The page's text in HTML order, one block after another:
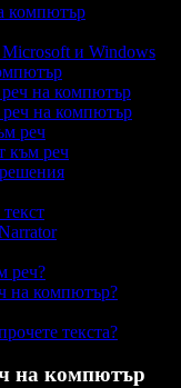
компютър
Microsoft и Windows
реч на компютър
на компютър
реч
към реч
реч?
на компютър?
текста?
на компютър